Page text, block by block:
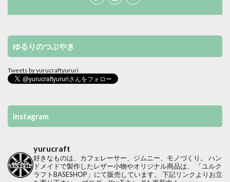
ゆるりのつぶやき
Tweets by yurucraftyururi
Instagram
yurucraft
好きなものは、カフェレーサー、ジムニー、モノづくり。
ハン
ドメイドで製作したレザー小物やオリジナル商品は、
「ユルク
ラフトBASESHOP」にて販売しています。
下記リンクよりお立